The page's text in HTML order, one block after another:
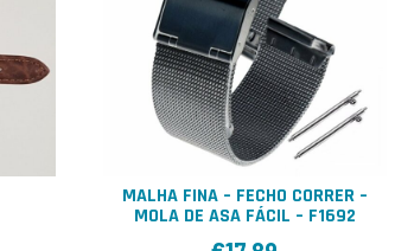
MALHA FINA – FECHO CORRER –
MOLA DE ASA FÁCIL – F1692